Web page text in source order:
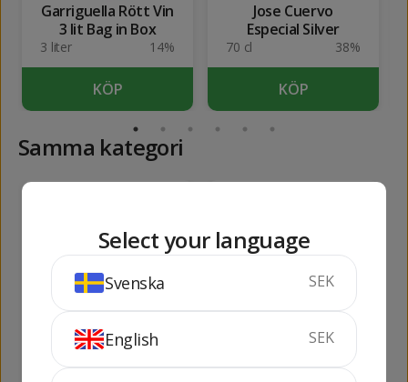
Garriguella Rött Vin
3 lit Bag in Box
3 liter 14%
KÖP
Jose Cuervo
Especial Silver
70 cl 38%
KÖP
Samma kategori
Milles Sirop de
Peche 1 lit
100 cl
Monin Fruit de la
Passion (s/alcohol)
70 cl
Select your language
Svenska SEK
English SEK